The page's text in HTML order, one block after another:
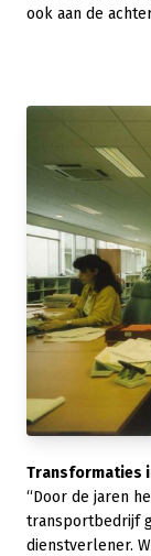
ook aan de
Transformaties
“Door de jaren
transportbedrijf
dienstverlener.